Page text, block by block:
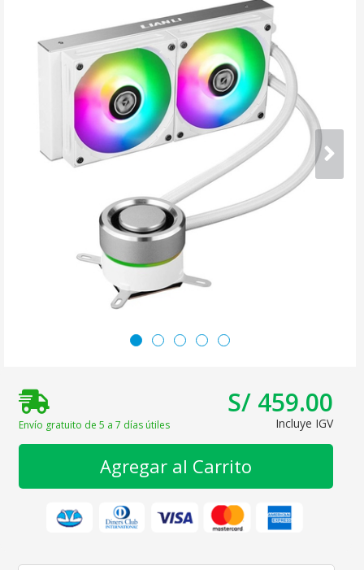
Envío gratuito de 5 a 7 días útiles
S/ 459.00
Incluye IGV
Agregar al Carrito